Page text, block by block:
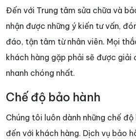
Đến với Trung tâm sửa chữa và
nhận được những ý kiến tư vấn,
đáo, tận tâm từ nhân viên. Mọi
khách hàng gặp phải sẽ được giải
nhanh chóng nhất.
Chế độ bảo hành
Chúng tôi luôn dành những chế
đến với khách hàng. Dịch vụ bảo